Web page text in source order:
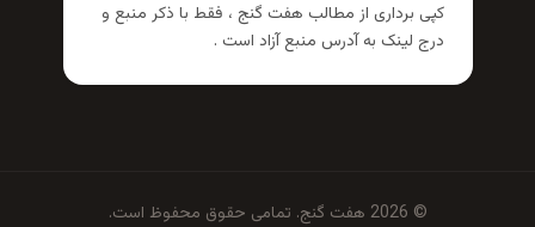
کپی برداری از مطالب هفت گنج ، فقط با ذکر منبع و
درج لینک به آدرس منبع آزاد است .
© 2026 هفت گنج. تمامی حقوق محفوظ است.